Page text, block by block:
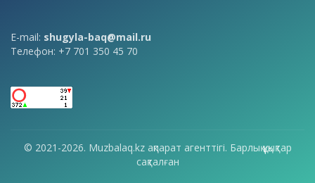
E-mail: shugyla-baq@mail.ru
Телефон: +7 701 350 45 70
© 2021-2026. Muzbalaq.kz ақпарат агенттігі. Барлық құқықтар
сақталған